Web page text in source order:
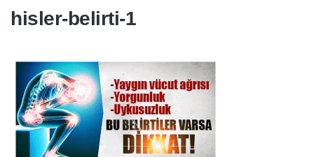
hisler-belirti-1